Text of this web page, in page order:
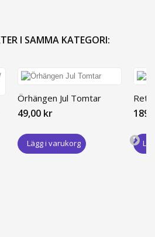
I SAMMA KATEGORI:
Örhängen Jul Tomtar
49,00 kr
Lägg i varukorg